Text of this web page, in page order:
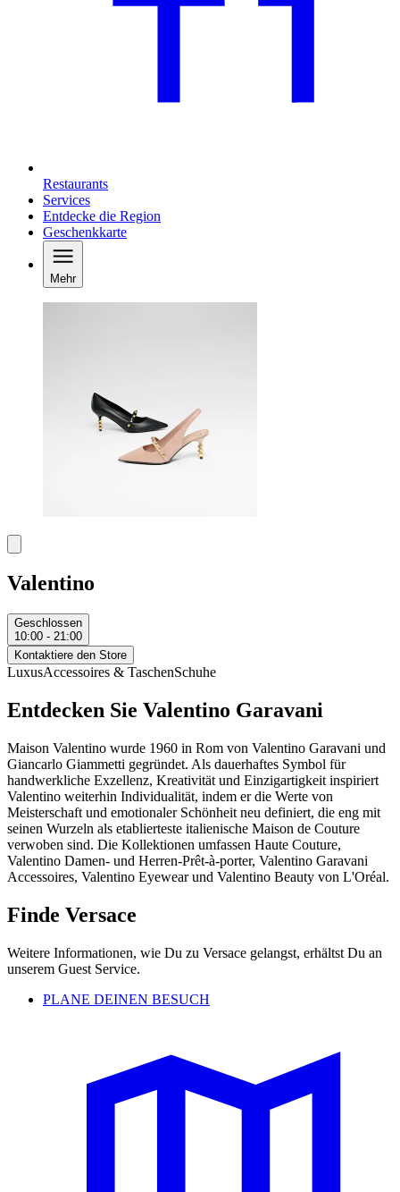
Restaurants
Services
Entdecke die Region
Geschenkkarte
Mehr
Valentino
Geschlossen
10:00 - 21:00
Kontaktiere den Store
LuxusAccessoires & TaschenSchuhe
Entdecken Sie Valentino Garavani
Maison Valentino wurde 1960 in Rom von Valentino Garavani und
Giancarlo Giammetti gegründet. Als dauerhaftes Symbol für
handwerkliche Exzellenz, Kreativität und Einzigartigkeit inspiriert
Valentino weiterhin Individualität, indem er die Werte von
Meisterschaft und emotionaler Schönheit neu definiert, die eng mit
seinen Wurzeln als etablierteste italienische Maison de Couture
verwoben sind. Die Kollektionen umfassen Haute Couture,
Valentino Damen- und Herren-Prêt-à-porter, Valentino Garavani
Accessoires, Valentino Eyewear und Valentino Beauty von L'Oréal.
Finde Versace
Weitere Informationen, wie Du zu Versace gelangst, erhältst Du an
unserem Guest Service.
PLANE DEINEN BESUCH